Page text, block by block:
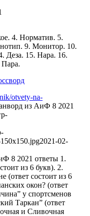
4. Норматив. 5.
9. Монитор. 10.
Деза. 15. Нара. 16.
Пара.
otvety-na-
из АиФ 8 2021
2021-02-
8 2021 ответы 1.
из 6 букв). 2.
(ответ состоит из 6
окон? (ответ
у спортсменов
Таркан” (ответ
и Сливочная